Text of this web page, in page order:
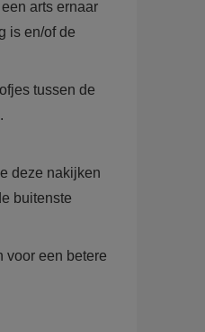
arts ernaar
is en/of de
tussen de
deze nakijken
buitenste
voor een betere